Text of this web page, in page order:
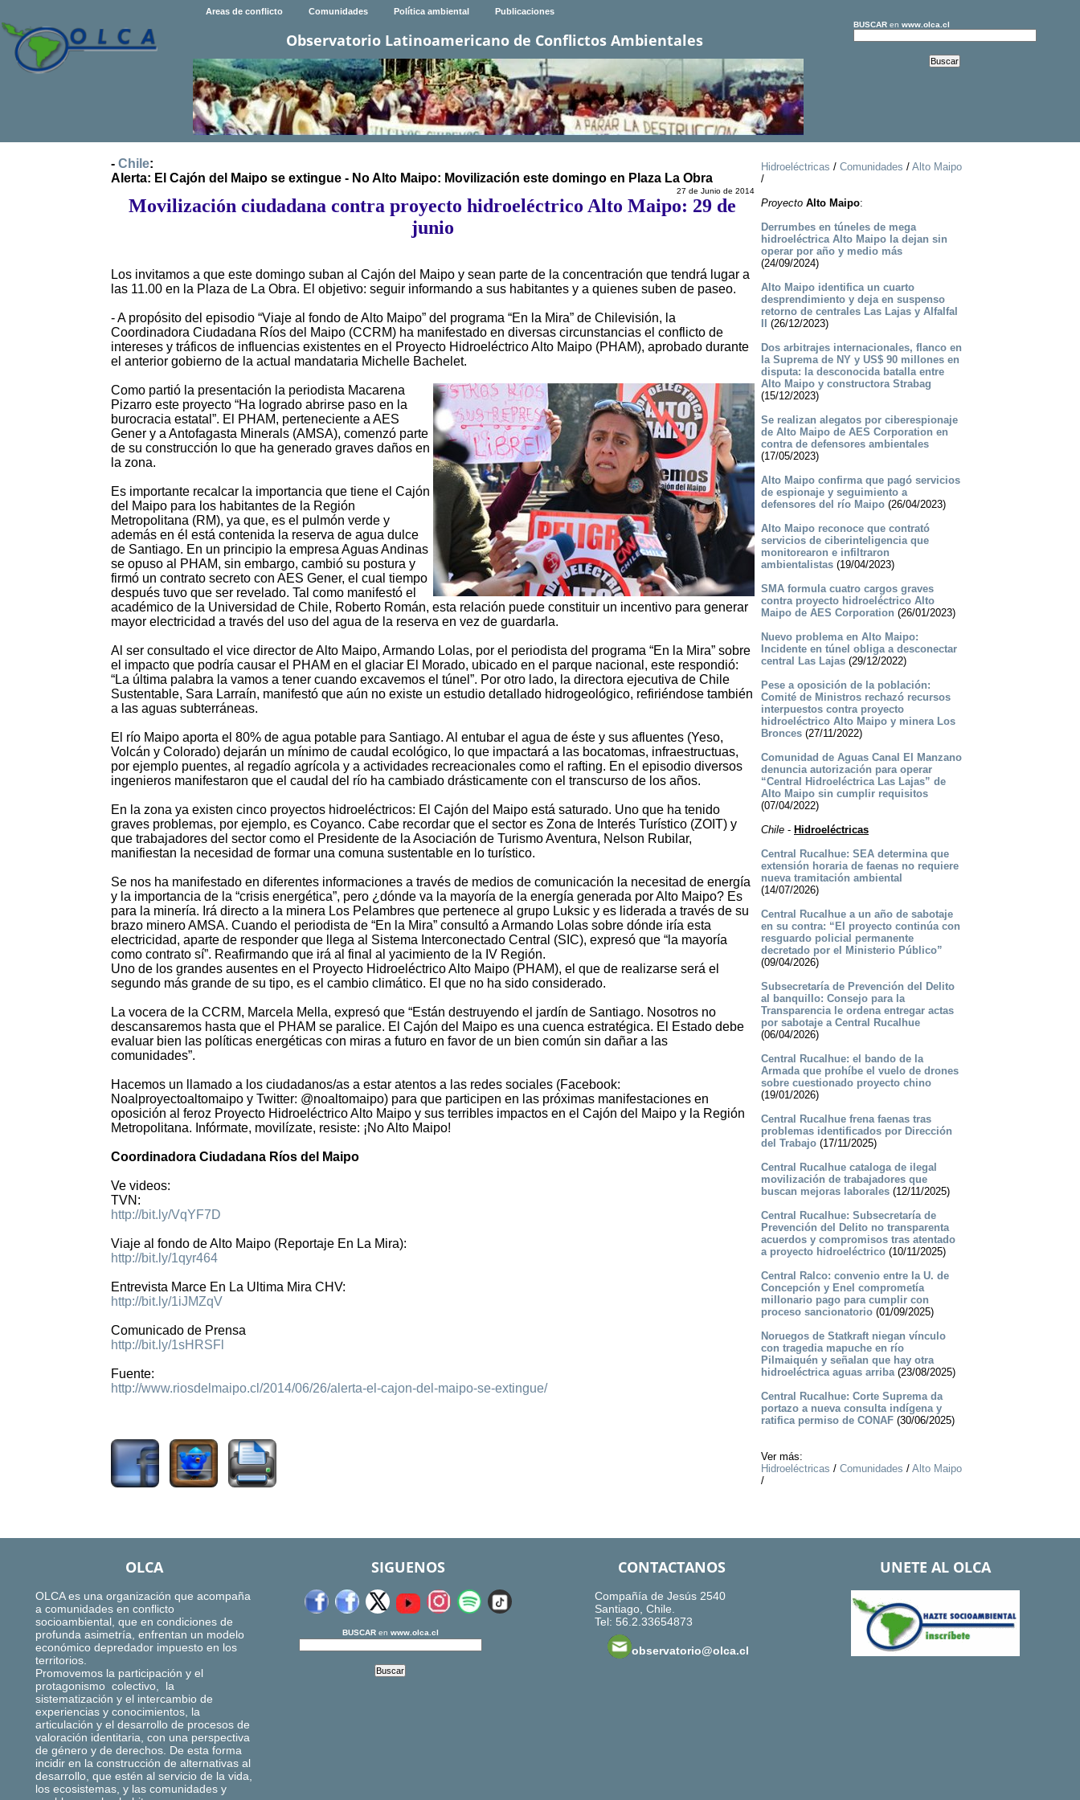
Areas de conflicto Comunidades Política ambiental Publicaciones
Observatorio Latinoamericano de Conflictos Ambientales
BUSCARen www.olca.cl
- Chile:
Alerta: El Cajón del Maipo se extingue - No Alto Maipo: Movilización este domingo en Plaza La Obra
27 de Junio de 2014
Movilización ciudadana contra proyecto hidroeléctrico Alto Maipo: 29 de
junio
Los invitamos a que este domingo suban al Cajón del Maipo y sean parte de la concentración que tendrá lugar a
las 11.00 en la Plaza de La Obra. El objetivo: seguir informando a sus habitantes y a quienes suben de paseo.
- A propósito del episodio “Viaje al fondo de Alto Maipo” del programa “En la Mira” de Chilevisión, la
Coordinadora Ciudadana Ríos del Maipo (CCRM) ha manifestado en diversas circunstancias el conflicto de
intereses y tráficos de influencias existentes en el Proyecto Hidroeléctrico Alto Maipo (PHAM), aprobado durante
el anterior gobierno de la actual mandataria Michelle Bachelet.
Como partió la presentación la periodista Macarena
Pizarro este proyecto “Ha logrado abrirse paso en la
burocracia estatal”. El PHAM, perteneciente a AES
Gener y a Antofagasta Minerals (AMSA), comenzó parte
de su construcción lo que ha generado graves daños en
la zona.
Es importante recalcar la importancia que tiene el Cajón
del Maipo para los habitantes de la Región
Metropolitana (RM), ya que, es el pulmón verde y
además en él está contenida la reserva de agua dulce
de Santiago. En un principio la empresa Aguas Andinas
se opuso al PHAM, sin embargo, cambió su postura y
firmó un contrato secreto con AES Gener, el cual tiempo
después tuvo que ser revelado. Tal como manifestó el
académico de la Universidad de Chile, Roberto Román, esta relación puede constituir un incentivo para generar
mayor electricidad a través del uso del agua de la reserva en vez de guardarla.
Al ser consultado el vice director de Alto Maipo, Armando Lolas, por el periodista del programa “En la Mira” sobre
el impacto que podría causar el PHAM en el glaciar El Morado, ubicado en el parque nacional, este respondió:
“La última palabra la vamos a tener cuando excavemos el túnel”. Por otro lado, la directora ejecutiva de Chile
Sustentable, Sara Larraín, manifestó que aún no existe un estudio detallado hidrogeológico, refiriéndose también
a las aguas subterráneas.
El río Maipo aporta el 80% de agua potable para Santiago. Al entubar el agua de éste y sus afluentes (Yeso,
Volcán y Colorado) dejarán un mínimo de caudal ecológico, lo que impactará a las bocatomas, infraestructuas,
por ejemplo puentes, al regadío agrícola y a actividades recreacionales como el rafting. En el episodio diversos
ingenieros manifestaron que el caudal del río ha cambiado drásticamente con el transcurso de los años.
En la zona ya existen cinco proyectos hidroeléctricos: El Cajón del Maipo está saturado. Uno que ha tenido
graves problemas, por ejemplo, es Coyanco. Cabe recordar que el sector es Zona de Interés Turístico (ZOIT) y
que trabajadores del sector como el Presidente de la Asociación de Turismo Aventura, Nelson Rubilar,
manifiestan la necesidad de formar una comuna sustentable en lo turístico.
Se nos ha manifestado en diferentes informaciones a través de medios de comunicación la necesitad de energía
y la importancia de la “crisis energética”, pero ¿dónde va la mayoría de la energía generada por Alto Maipo? Es
para la minería. Irá directo a la minera Los Pelambres que pertenece al grupo Luksic y es liderada a través de su
brazo minero AMSA. Cuando el periodista de “En la Mira” consultó a Armando Lolas sobre dónde iría esta
electricidad, aparte de responder que llega al Sistema Interconectado Central (SIC), expresó que “la mayoría
como contrato sí”. Reafirmando que irá al final al yacimiento de la IV Región.
Uno de los grandes ausentes en el Proyecto Hidroeléctrico Alto Maipo (PHAM), el que de realizarse será el
segundo más grande de su tipo, es el cambio climático. El que no ha sido considerado.
La vocera de la CCRM, Marcela Mella, expresó que “Están destruyendo el jardín de Santiago. Nosotros no
descansaremos hasta que el PHAM se paralice. El Cajón del Maipo es una cuenca estratégica. El Estado debe
evaluar bien las políticas energéticas con miras a futuro en favor de un bien común sin dañar a las
comunidades”.
Hacemos un llamado a los ciudadanos/as a estar atentos a las redes sociales (Facebook:
Noalproyectoaltomaipo y Twitter: @noaltomaipo) para que participen en las próximas manifestaciones en
oposición al feroz Proyecto Hidroeléctrico Alto Maipo y sus terribles impactos en el Cajón del Maipo y la Región
Metropolitana. Infórmate, movilízate, resiste: ¡No Alto Maipo!
Coordinadora Ciudadana Ríos del Maipo
Ve videos:
TVN:
http://bit.ly/VqYF7D
Viaje al fondo de Alto Maipo (Reportaje En La Mira):
http://bit.ly/1qyr464
Entrevista Marce En La Ultima Mira CHV:
http://bit.ly/1iJMZqV
Comunicado de Prensa
http://bit.ly/1sHRSFl
Fuente:
http://www.riosdelmaipo.cl/2014/06/26/alerta-el-cajon-del-maipo-se-extingue/
Hidroeléctricas / Comunidades / Alto Maipo
/
Proyecto Alto Maipo:
Derrumbes en túneles de mega
hidroeléctrica Alto Maipo la dejan sin
operar por año y medio más
(24/09/2024)
Alto Maipo identifica un cuarto
desprendimiento y deja en suspenso
retorno de centrales Las Lajas y Alfalfal
(26/12/2023)
Dos arbitrajes internacionales, flanco en
la Suprema de NY y US$ 90 millones en
disputa: la desconocida batalla entre
Alto Maipo y constructora Strabag
(15/12/2023)
Se realizan alegatos por ciberespionaje
de Alto Maipo de AES Corporation en
contra de defensores ambientales
(17/05/2023)
Alto Maipo confirma que pagó servicios
de espionaje y seguimiento a
defensores del río Maipo(26/04/2023)
Alto Maipo reconoce que contrató
servicios de ciberinteligencia que
monitorearon e infiltraron
ambientalistas(19/04/2023)
SMA formula cuatro cargos graves
contra proyecto hidroeléctrico Alto
Maipo de AES Corporation (26/01/2023)
Nuevo problema en Alto Maipo:
Incidente en túnel obliga a desconectar
central Las Lajas(29/12/2022)
Pese a oposición de la población:
Comité de Ministros rechazó recursos
interpuestos contra proyecto
hidroeléctrico Alto Maipo y minera Los
Bronces(27/11/2022)
Comunidad de Aguas Canal El Manzano
denuncia autorización para operar
“Central Hidroeléctrica Las Lajas” de
Alto Maipo sin cumplir requisitos
(07/04/2022)
Chile- Hidroeléctricas
Central Rucalhue: SEA determina que
extensión horaria de faenas no requiere
nueva tramitación ambiental
(14/07/2026)
Central Rucalhue a un año de sabotaje
en su contra: “El proyecto continúa con
resguardo policial permanente
decretado por el Ministerio Público”
(09/04/2026)
Subsecretaría de Prevención del Delito
al banquillo: Consejo para la
Transparencia le ordena entregar actas
por sabotaje a Central Rucalhue
(06/04/2026)
Central Rucalhue: el bando de la
Armada que prohíbe el vuelo de drones
sobre cuestionado proyecto chino
(19/01/2026)
Central Rucalhue frena faenas tras
problemas identificados por Dirección
del Trabajo(17/11/2025)
Central Rucalhue cataloga de ilegal
movilización de trabajadores que
buscan mejoras laborales(12/11/2025)
Central Rucalhue: Subsecretaría de
Prevención del Delito no transparenta
acuerdos y compromisos tras atentado
a proyecto hidroeléctrico(10/11/2025)
Central Ralco: convenio entre la U. de
Concepción y Enel comprometía
millonario pago para cumplir con
proceso sancionatorio(01/09/2025)
Noruegos de Statkraft niegan vínculo
con tragedia mapuche en río
Pilmaiquén y señalan que hay otra
hidroeléctrica aguas arriba(23/08/2025)
Central Rucalhue: Corte Suprema da
portazo a nueva consulta indígena y
ratifica permiso de CONAF(30/06/2025)
Ver más:
Hidroeléctricas / Comunidades / Alto Maipo
/
OLCA
OLCA es una organización que acompaña
a comunidades en conflicto
socioambiental, que en condiciones de
profunda asimetría, enfrentan un modelo
económico depredador impuesto en los
territorios.
Promovemos la participación y el
protagonismo colectivo, la
sistematización y el intercambio de
experiencias y conocimientos, la
articulación y el desarrollo de procesos de
valoración identitaria, con una perspectiva
de género y de derechos. De esta forma
incidir en la construcción de alternativas al
desarrollo, que estén al servicio de la vida,
los ecosistemas, y las comunidades y
SIGUENOS
BUSCARen www.olca.cl
CONTACTANOS
Compañía de Jesús 2540
Santiago, Chile.
Tel: 56.2.33654873
observatorio@olca.cl
UNETE AL OLCA